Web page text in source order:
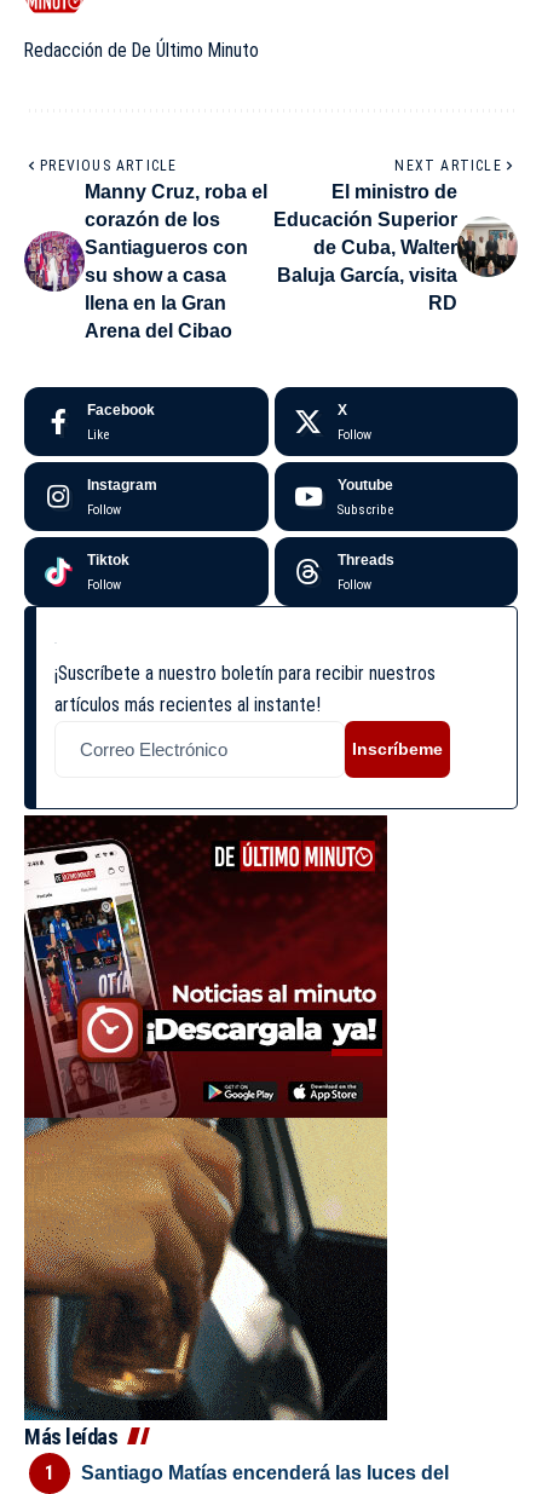
Redacción de De Último Minuto
PREVIOUS ARTICLE
Manny Cruz, roba el
corazón de los
Santiagueros con
su show a casa
llena en la Gran
Arena del Cibao
NEXT ARTICLE
El ministro de
Educación Superior
de Cuba, Walter
Baluja García, visita
RD
Facebook
Like
X
Follow
Instagram
Follow
Youtube
Subscribe
Tiktok
Follow
Threads
Follow
¡Suscríbete a nuestro boletín para recibir nuestros
artículos más recientes al instante!
Inscríbeme
Más leídas
Santiago Matías encenderá las luces del